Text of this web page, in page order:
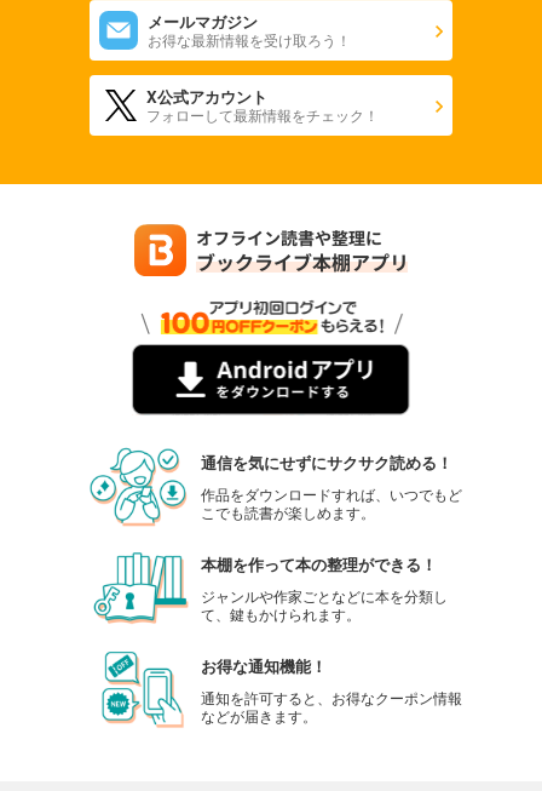
メールマガジン
お得な最新情報を受け取ろう！
X公式アカウント
フォローして最新情報をチェック！
通信を気にせずにサクサク読める！
作品をダウンロードすれば、いつでもど
こでも読書が楽しめます。
本棚を作って本の整理ができる！
ジャンルや作家ごとなどに本を分類し
て、鍵もかけられます。
お得な通知機能！
通知を許可すると、お得なクーポン情報
などが届きます。